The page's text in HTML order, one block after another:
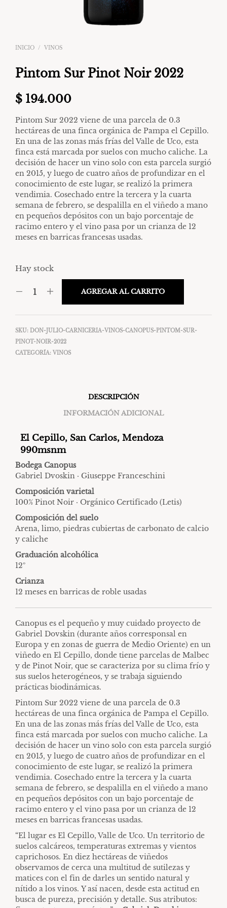
INICIO / VINOS
Pintom Sur Pinot Noir 2022
$ 194.000
Pintom Sur 2022 viene de una parcela de 0.3
hectáreas de una finca orgánica de Pampa el Cepillo.
En una de las zonas más frías del Valle de Uco, esta
finca está marcada por suelos con mucho caliche. La
decisión de hacer un vino solo con esta parcela surgió
en 2015, y luego de cuatro años de profundizar en el
conocimiento de este lugar, se realizó la primera
vendimia. Cosechado entre la tercera y la cuarta
semana de febrero, se despalilla en el viñedo a mano
en pequeños depósitos con un bajo porcentaje de
racimo entero y el vino pasa por un crianza de 12
meses en barricas francesas usadas.
Hay stock
AGREGAR AL CARRITO
SKU: DON-JULIO-CARNICERIA-VINOS-CANOPUS-PINTOM-SUR-
PINOT-NOIR-2022
CATEGORÍA: VINOS
DESCRIPCIÓN
INFORMACIÓN ADICIONAL
El Cepillo, San Carlos, Mendoza
990msnm
Bodega Canopus
Gabriel Dvoskin · Giuseppe Franceschini
Composición varietal
100% Pinot Noir · Orgánico Certificado (Letis)
Composición del suelo
Arena, limo, piedras cubiertas de carbonato de calcio
y caliche
Graduación alcohólica
12º
Crianza
12 meses en barricas de roble usadas
Canopus es el pequeño y muy cuidado proyecto de
Gabriel Dovskin (durante años corresponsal en
Europa y en zonas de guerra de Medio Oriente) en un
viñedo en El Cepillo, donde tiene parcelas de Malbec
y de Pinot Noir, que se caracteriza por su clima frío y
sus suelos heterogéneos, y se trabaja siguiendo
prácticas biodinámicas.
Pintom Sur 2022 viene de una parcela de 0.3
hectáreas de una finca orgánica de Pampa el Cepillo.
En una de las zonas más frías del Valle de Uco, esta
finca está marcada por suelos con mucho caliche. La
decisión de hacer un vino solo con esta parcela surgió
en 2015, y luego de cuatro años de profundizar en el
conocimiento de este lugar, se realizó la primera
vendimia. Cosechado entre la tercera y la cuarta
semana de febrero, se despalilla en el viñedo a mano
en pequeños depósitos con un bajo porcentaje de
racimo entero y el vino pasa por un crianza de 12
meses en barricas francesas usadas.
“El lugar es El Cepillo, Valle de Uco. Un territorio de
suelos calcáreos, temperaturas extremas y vientos
caprichosos. En diez hectáreas de viñedos
observamos de cerca una multitud de sutilezas y
matices con el fin de darles un sentido natural y
nítido a los vinos. Y así nacen, desde esta actitud en
busca de pureza, precisión y detalle. Sus atributos: